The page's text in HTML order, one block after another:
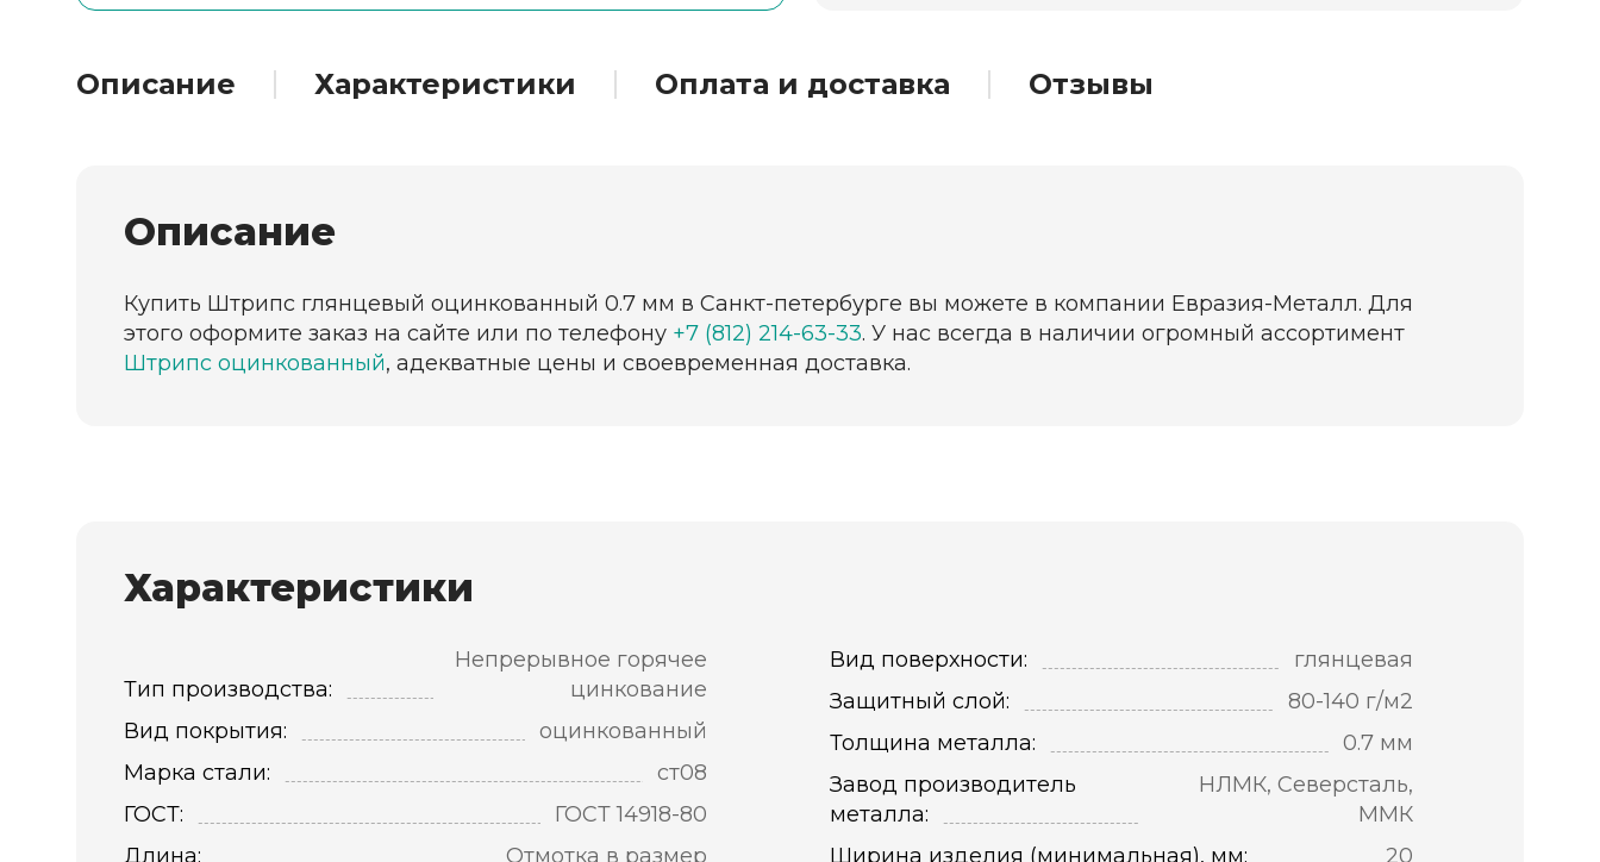
Описание Характеристики Оплата и доставка Отзывы
Описание
Купить Штрипс глянцевый оцинкованный 0.7 мм в Санкт-петербурге вы можете в компании Евразия-Металл. Для
этого оформите заказ на сайте или по телефону +7 (812) 214-63-33. У нас всегда в наличии огромный ассортимент
Штрипс оцинкованный, адекватные цены и своевременная доставка.
Характеристики
Тип производства:
Непрерывное горячее
цинкование
Вид покрытия:
оцинкованный
Марка стали:
ст08
ГОСТ:
ГОСТ 14918-80
Длина:
Отмотка в размер
Вид поверхности:
глянцевая
Защитный слой:
80-140 г/м2
Толщина металла:
0.7 мм
Завод производитель
металла:
НЛМК, Северсталь,
ММК
Ширина изделия (минимальная), мм:
20